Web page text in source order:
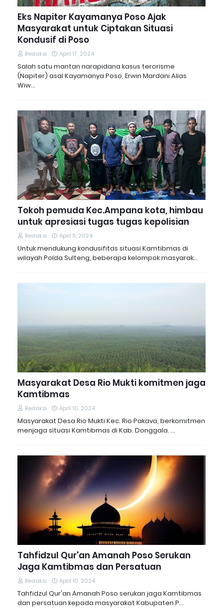
Eks Napiter Kayamanya Poso Ajak
Masyarakat untuk Ciptakan Situasi
Kondusif di Poso
Redaksi April 17, 2024
Salah satu mantan narapidana kasus terorisme
(Napiter) asal Kayamanya Poso, Erwin Mardani Alias
Wiw…
Tokoh pemuda Kec.Ampana kota, himbau
untuk apresiasi tugas tugas kepolisian
Redaksi April 11, 2024
Untuk mendukung kondusifitas situasi Kamtibmas di
wilayah Polda Sulteng, beberapa kelompok masyarak…
Masyarakat Desa Rio Mukti komitmen jaga
Kamtibmas
Redaksi April 10, 2024
Masyarakat Desa Rio Mukti Kec. Rio Pakava, berkomitmen
menjaga situasi Kamtibmas di Kab. Donggala. …
Tahfidzul Qur'an Amanah Poso Serukan
Jaga Kamtibmas dan Persatuan
Redaksi April 10, 2024
Tahfidzul Qur'an Amanah Poso serukan jaga Kamtibmas
dan persatuan kepada masyarakat Kabupaten P…